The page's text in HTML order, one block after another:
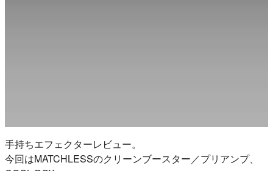
手持ちエフェクターレビュー。
今回はMATCHLESSのクリーンブースター／プリアンプ、